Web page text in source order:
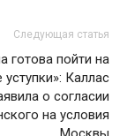
Следующая статья
готова пойти на
Каллас
о согласии
на условия